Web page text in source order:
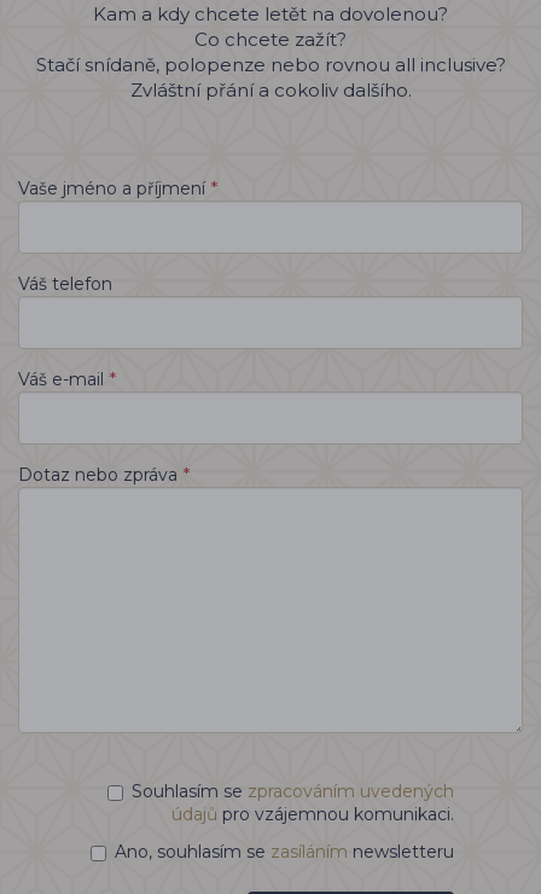
Kam a kdy chcete letět na dovolenou?
Co chcete zažít?
Stačí snídaně, polopenze nebo rovnou all inclusive?
Zvláštní přání a cokoliv dalšího.
Vaše jméno a příjmení *
Váš telefon
Váš e-mail *
Dotaz nebo zpráva *
Souhlasím se zpracováním uvedených
údajů pro vzájemnou komunikaci.
Ano, souhlasím se zasíláním newsletteru